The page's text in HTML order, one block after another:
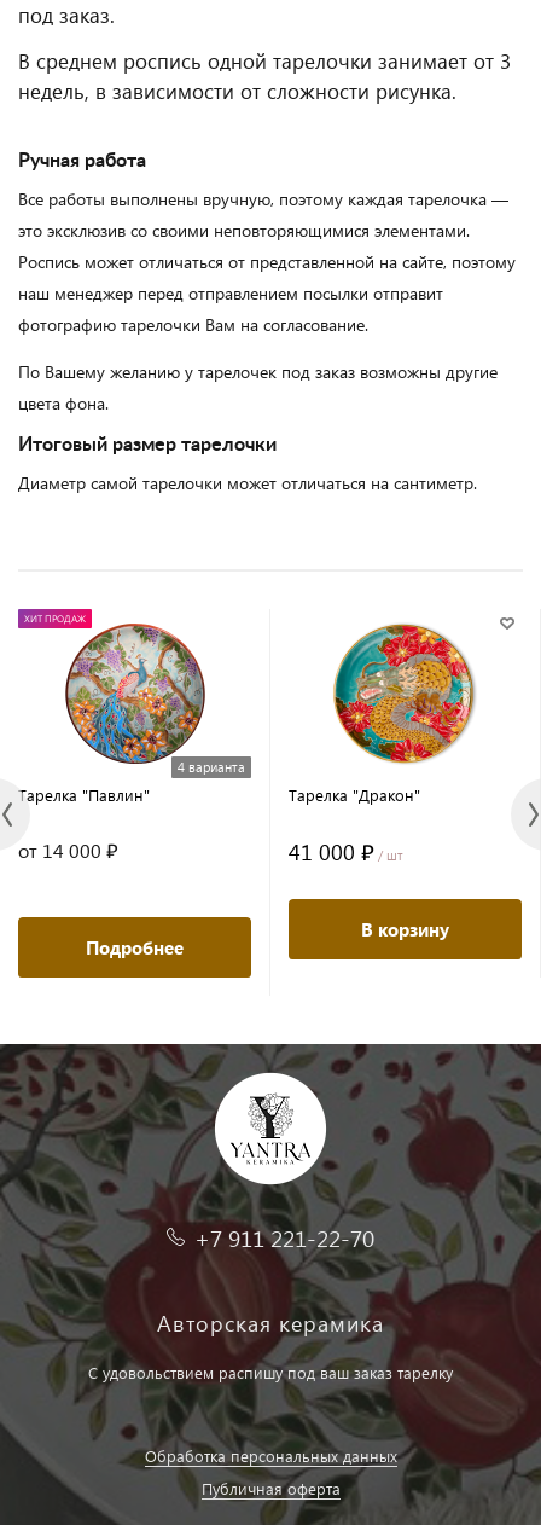
под заказ.
В среднем роспись одной тарелочки занимает от 3
недель, в зависимости от сложности рисунка.
Ручная работа
Все работы выполнены вручную, поэтому каждая тарелочка —
это эксклюзив со своими неповторяющимися элементами.
Роспись может отличаться от представленной на сайте, поэтому
наш менеджер перед отправлением посылки отправит
фотографию тарелочки Вам на согласование.
По Вашему желанию у тарелочек под заказ возможны другие
цвета фона.
Итоговый размер тарелочки
Диаметр самой тарелочки может отличаться на сантиметр.
ХИТ ПРОДАЖ
4 варианта
Тарелка "Павлин"
от 14 000 ₽
Подробнее
Тарелка "Дракон"
41 000 ₽ / шт
В корзину
+7 911 221-22-70
Авторская керамика
С удовольствием распишу под ваш заказ тарелку
Обработка персональных данных
Публичная оферта